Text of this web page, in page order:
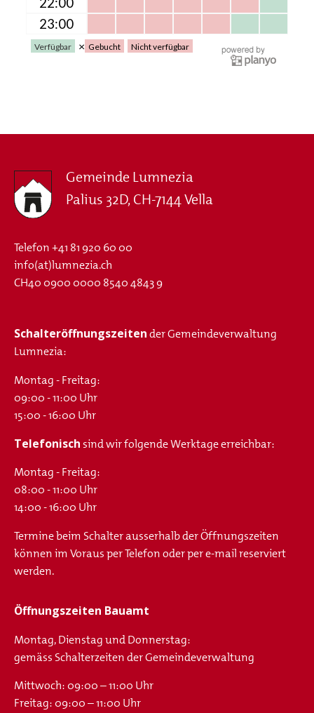
Gemeinde Lumnezia
Palius 32D, CH-7144 Vella
Telefon+41 81 920 60 00
info(at)lumnezia.ch
CH40 0900 0000 8540 4843 9
Schalteröffnungszeitender Gemeindeverwaltung
Lumnezia:
Montag - Freitag:
09:00 - 11:00 Uhr
15:00 - 16:00 Uhr
Telefonischsind wir folgende Werktage erreichbar:
Montag - Freitag:
08:00 - 11:00 Uhr
14:00 - 16:00 Uhr
Termine beim Schalter ausserhalb der Öffnungszeiten
können im Voraus per Telefon oder per e-mail reserviert
werden.
Öffnungszeiten Bauamt
Montag, Dienstag und Donnerstag:
gemäss Schalterzeiten der Gemeindeverwaltung
Mittwoch: 09:00 – 11:00 Uhr
Freitag: 09:00 – 11:00 Uhr